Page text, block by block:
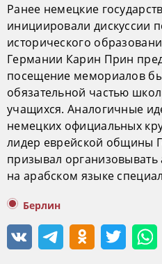
Ранее немецкие
инициировали дискуссии
исторического
Германии Карин Прин
посещение мемориалов
обязательной частью
учащихся. Аналогичные
немецких официальных
лидер еврейской общины
призывал
на арабском языке
Берлин